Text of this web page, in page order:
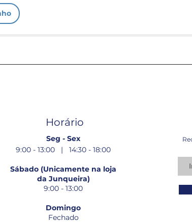
Horário
Seg - Sex
9:00 - 13:00 | 14:30 - 18:00
Sábado (Unicamente na loja
da Junqueira)
9:00 - 13:00
Domingo
Fechado